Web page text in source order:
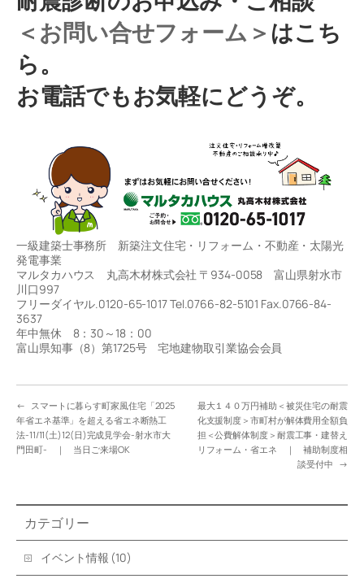
＜お問い合せフォーム＞ はこち
ら。
お電話でもお気軽にどうぞ。
一級建築士事務所 新築注文住宅・リフォーム・不動産・太陽光
発電事業
マルタカハウス 丸高木材株式会社 〒934-0058 富山県射水市
川口997
フリーダイヤル.0120-65-1017 Tel.0766-82-5101 Fax.0766-84-
3637
年中無休 8：30～18：00
富山県知事（8）第1725号 宅地建物取引業協会会員
←
スマートに暮らす町家風住宅「2025
年省エネ基準」を超える省エネ断熱工
法-11/11(土)12(日)完成見学会-射水市大
門田町- ｜ 当日ご来場OK
最大１４０万円補助＜被災住宅の耐震
化支援制度＞市町村が解体費用全額負
担＜公費解体制度＞耐震工事・建替え
リフォーム・省エネ ｜ 補助制度相
談受付中 →
カテゴリー
イベント情報 (10)